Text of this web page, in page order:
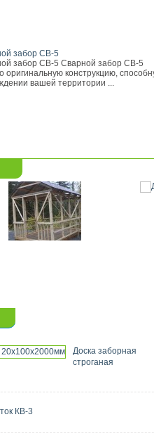
забор СВ-5
забор СВ-5 Сварной забор СВ-5
оригинальную конструкцию,
вашей территории ...
Доска заборная
строганая
КВ-3